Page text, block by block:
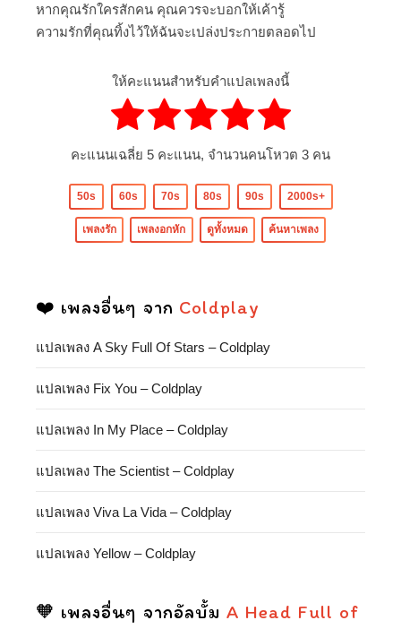
หากคุณรักใครสักคน คุณควรจะบอกให้เค้ารู้
ความรักที่คุณทิ้งไว้ให้ฉันจะเปล่งประกายตลอดไป
ให้คะแนนสำหรับคำแปลเพลงนี้
คะแนนเฉลี่ย 5 คะแนน, จำนวนคนโหวต 3 คน
50s 60s 70s 80s 90s 2000s+
เพลงรัก เพลงอกหัก ดูทั้งหมด ค้นหาเพลง
❤️ เพลงอื่นๆ จาก Coldplay
แปลเพลง A Sky Full Of Stars – Coldplay
แปลเพลง Fix You – Coldplay
แปลเพลง In My Place – Coldplay
แปลเพลง The Scientist – Coldplay
แปลเพลง Viva La Vida – Coldplay
แปลเพลง Yellow – Coldplay
🧡 เพลงอื่นๆ จากอัลบั้ม A Head Full of